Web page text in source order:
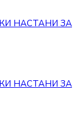
НАСТАНИ ЗА
НАСТАНИ ЗА